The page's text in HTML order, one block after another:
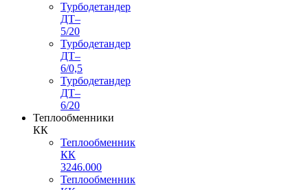
Турбодетандер
ДТ–
5/20
Турбодетандер
ДТ–
6/0,5
Турбодетандер
ДТ–
6/20
Теплообменники
КК
Теплообменник
КК
3246.000
Теплообменник